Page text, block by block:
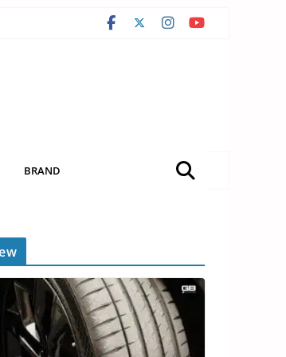
BRAND